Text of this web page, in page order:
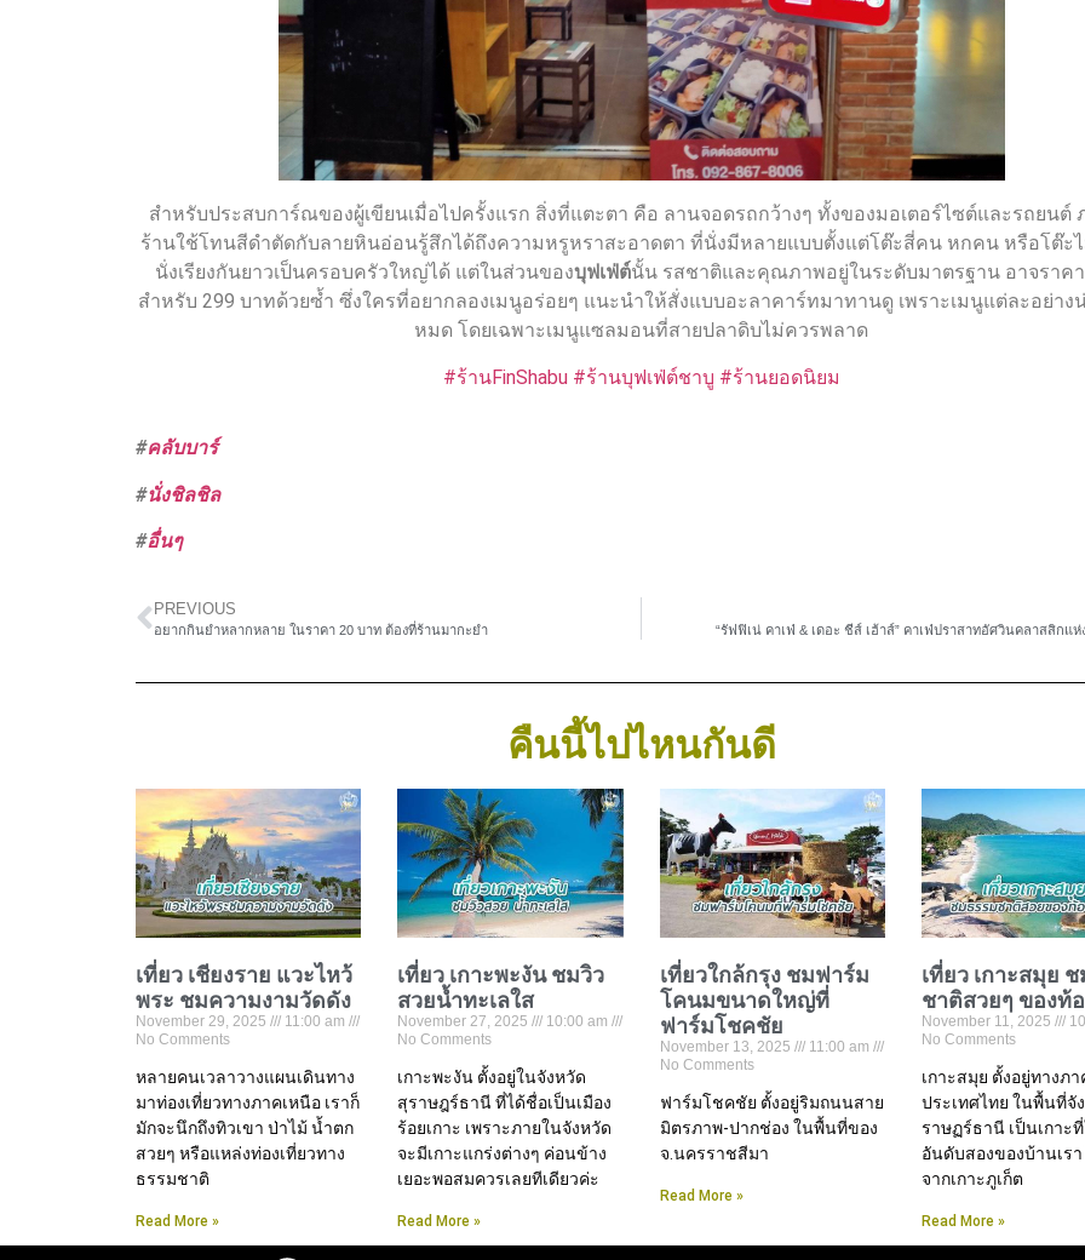
สำหรับประสบการ์ณของผู้เขียนเมื่อไปครั้งแรก สิ่งที่แตะตา คือ ลานจอดรถกว้างๆ ทั้งของมอเตอร์ไซต์และรถยนต์
ร้านใช้โทนสีดำตัดกับลายหินอ่อนรู้สึกได้ถึงความหรูหราสะอาดตา ที่นั่งมีหลายแบบตั้งแต่โต๊ะสี่คน หกคน หรือโต๊ะ
นั่งเรียงกันยาวเป็นครอบครัวใหญ่ได้ แต่ในส่วนของบุฟเฟ่ต์นั้น รสชาติและคุณภาพอยู่ในระดับมาตรฐาน อาจราคา
สำหรับ 299 บาทด้วยซ้ำ ซึ่งใครที่อยากลองเมนูอร่อยๆ แนะนำให้สั่งแบบอะลาคาร์ทมาทานดู เพราะเมนูแต่ละอย่าง
หมด โดยเฉพาะเมนูแซลมอนที่สายปลาดิบไม่ควรพลาด
#ร้านFinShabu #ร้านบุฟเฟ่ต์ชาบู #ร้านยอดนิยม
#คลับบาร์
#นั่งชิลชิล
#อื่นๆ
PREVIOUS
อยากกินยำหลากหลาย ในราคา 20 บาท ต้องที่ร้านมากะยำ “รัฟฟิเน่ คาเฟ่ & เดอะ ชีส์ เฮ้าส์” คาเฟ่ปราสาทอัศวินคลาสสิกแห่
คืนนี้ไปไหนกันดี
เที่ยว เชียงราย แวะไหว้
พระ ชมความงามวัดดัง
November 29, 2025
11:00 am
No Comments
หลายคนเวลาวางแผนเดินทาง
มาท่องเที่ยวทางภาคเหนือ เราก็
มักจะนึกถึงทิวเขา ป่าไม้ น้ำตก
สวยๆ หรือแหล่งท่องเที่ยวทาง
ธรรมชาติ
Read More »
เที่ยว เกาะพะงัน ชมวิว
สวยน้ำทะเลใส
November 27, 2025
10:00 am
No Comments
เกาะพะงัน ตั้งอยู่ในจังหวัด
สุราษฎร์ธานี ที่ได้ชื่อเป็นเมือง
ร้อยเกาะ เพราะภายในจังหวัด
จะมีเกาะแกร่งต่างๆ ค่อนข้าง
เยอะพอสมควรเลยทีเดียวค่ะ
Read More »
เที่ยวใกล้กรุง ชมฟาร์ม
โคนมขนาดใหญ่ที่
ฟาร์มโชคชัย
November 13, 2025
11:00 am
No Comments
ฟาร์มโชคชัย ตั้งอยู่ริมถนนสาย
มิตรภาพ-ปากช่อง ในพื้นที่ของ
จ.นครราชสีมา
Read More »
เที่ยว เกาะสมุย
ชาติสวยๆ ของท้
November 11, 2025
No Comments
เกาะสมุย ตั้งอยู่ทางภ
ประเทศไทย ในพื้นที่จั
ราษฏร์ธานี เป็นเกาะ
อันดับสองของบ้านเรา
จากเกาะภูเก็ต
Read More »